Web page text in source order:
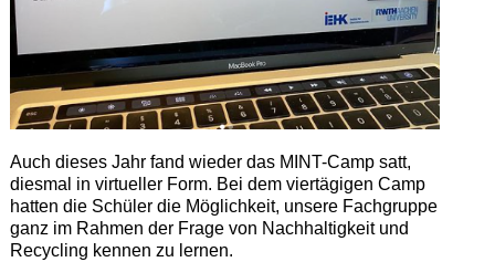
Auch dieses Jahr fand wieder das MINT-Camp satt,
diesmal in virtueller Form. Bei dem viertägigen Camp
hatten die Schüler die Möglichkeit, unsere Fachgruppe
ganz im Rahmen der Frage von Nachhaltigkeit und
Recycling kennen zu lernen.